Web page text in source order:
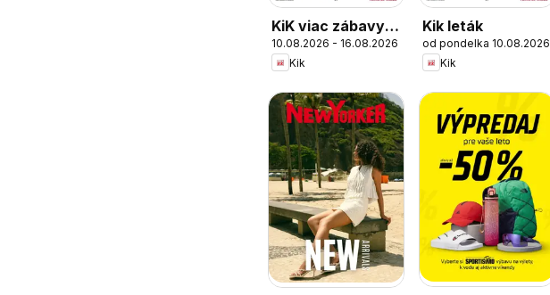
KiK viac zábavy v
škole
10.08.2026 - 16.08.2026
Kik
Kik leták
od pondelka 10.08.2026
Kik